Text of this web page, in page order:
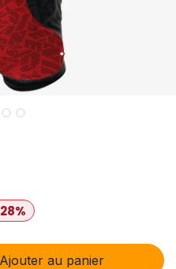
Ajouter au panier